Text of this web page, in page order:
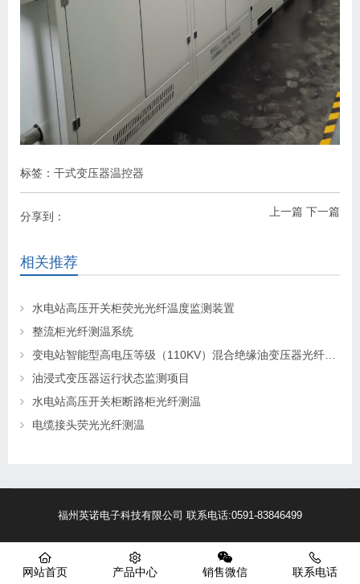
标签： 干式变压器温控器
上一篇 下一篇
分享到：
相关推荐
水电站高压开关柜荧光光纤温度监测装置
整流柜光纤测温系统
油浸式变压器运行状态监测项目
水电站高压开关柜断路柜光纤测温
电缆接头荧光光纤测温
福州英诺电子科技有限公司 联系电话:0591-83846499
网站首页 产品中心 销售微信 联系电话